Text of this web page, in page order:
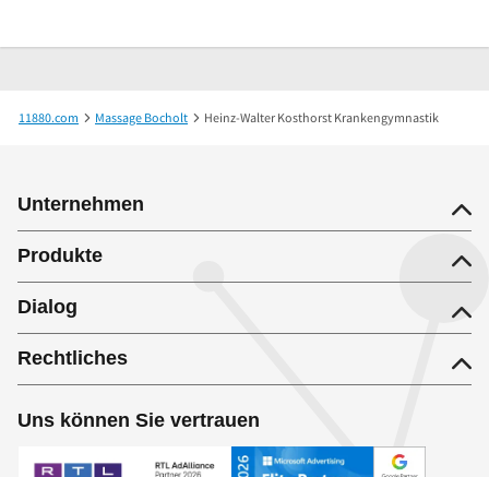
11880.com Massage Bocholt Heinz-Walter Kosthorst Krankengymnastik
Unternehmen
Produkte
Dialog
Rechtliches
Uns können Sie vertrauen